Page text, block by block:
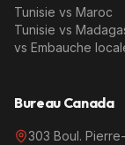
Tunisie vs Maroc
Tunisie vs
vs Embauche
Bureau Canada
303 Boul.